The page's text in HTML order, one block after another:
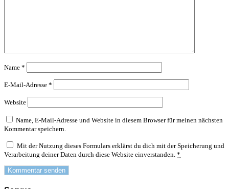
Name *
E-Mail-Adresse *
Website
Name, E-Mail-Adresse und Website in diesem Browser für meinen nächsten
Kommentar speichern.
Mit der Nutzung dieses Formulars erklärst du dich mit der Speicherung und
Verarbeitung deiner Daten durch diese Website einverstanden. *